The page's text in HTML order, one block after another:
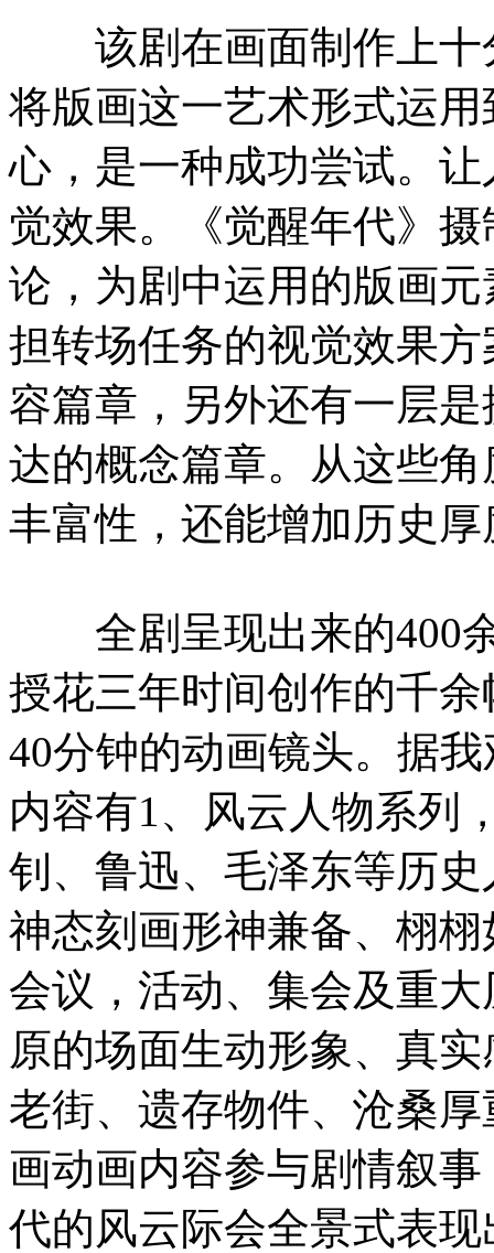
该剧在画面制作上十
将版画这一艺术形式运
心，是一种成功尝试。
觉效果。《觉醒年代》
论，为剧中运用的版画
担转场任务的视觉效果
容篇章，另外还有一层
达的概念篇章。从这些
丰富性，还能增加历史
全剧呈现出来的400余
授花三年时间创作的千
40分钟的动画镜头。据
内容有1、风云人物系列
钊、鲁迅、毛泽东等历
神态刻画形神兼备、栩
会议，活动、集会及重
原的场面生动形象、真
老街、遗存物件、沧桑
画动画内容参与剧情叙
代的风云际会全景式表